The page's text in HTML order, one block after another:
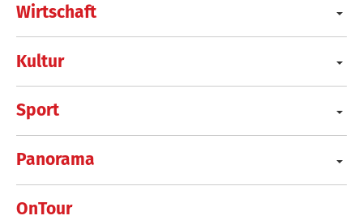
Wirtschaft
Kultur
Sport
Panorama
OnTour